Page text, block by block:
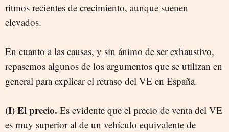
ritmos recientes de crecimiento, aunque suenen
elevados.
En cuanto a las causas, y sin ánimo de ser exhaustivo,
repasemos algunos de los argumentos que se utilizan en
general para explicar el retraso del VE en España.
(I) El precio. Es evidente que el precio de venta del VE
es muy superior al de un vehículo equivalente de